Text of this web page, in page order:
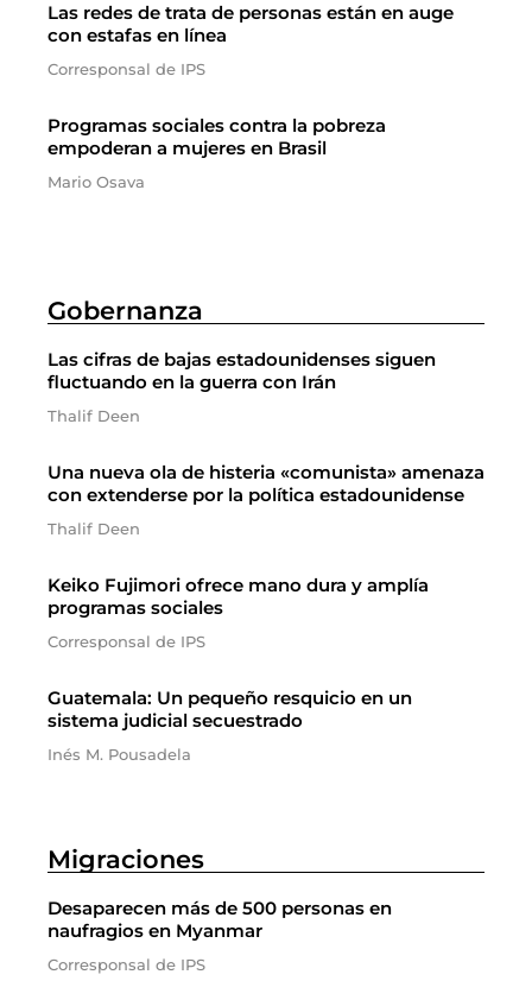
Las redes de trata de personas están en auge
con estafas en línea
Corresponsal de IPS
Programas sociales contra la pobreza
empoderan a mujeres en Brasil
Mario Osava
Gobernanza
Las cifras de bajas estadounidenses siguen
fluctuando en la guerra con Irán
Thalif Deen
Una nueva ola de histeria «comunista» amenaza
con extenderse por la política estadounidense
Thalif Deen
Keiko Fujimori ofrece mano dura y amplía
programas sociales
Corresponsal de IPS
Guatemala: Un pequeño resquicio en un
sistema judicial secuestrado
Inés M. Pousadela
Migraciones
Desaparecen más de 500 personas en
naufragios en Myanmar
Corresponsal de IPS